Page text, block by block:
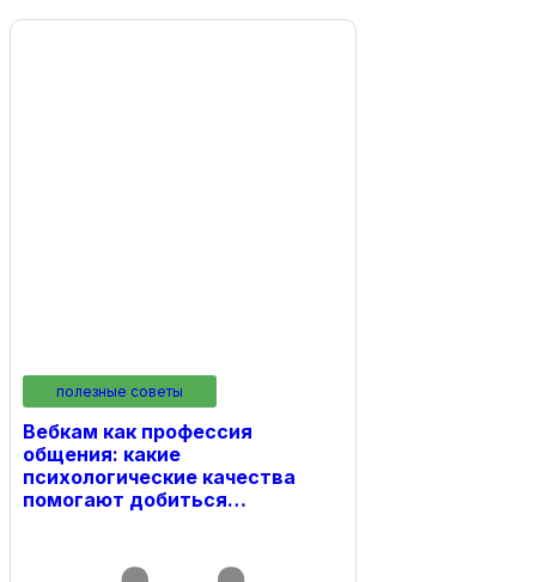
полезные советы
Вебкам как профессия
общения: какие
психологические качества
помогают добиться…